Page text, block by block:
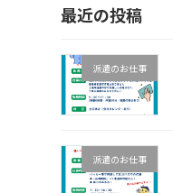
最近の投稿
派遣のお仕事
派遣のお仕事